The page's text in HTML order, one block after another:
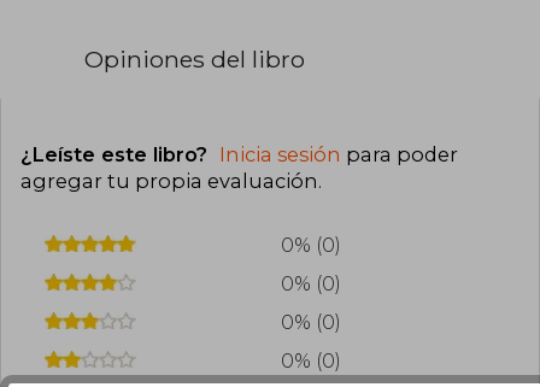
Opiniones del libro
¿Leíste este libro? Inicia sesión para poder
agregar tu propia evaluación.
0% (0)
0% (0)
0% (0)
0% (0)